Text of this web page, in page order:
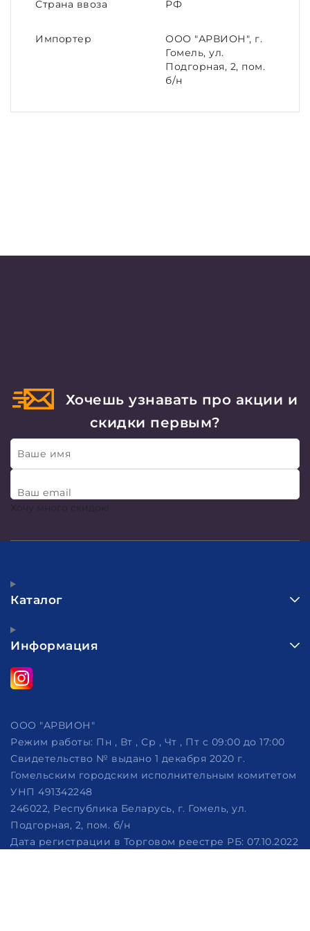
Страна ввоза РФ
Импортер
ООО "АРВИОН", г.
Гомель, ул.
Подгорная, 2, пом.
б/н
Хочешь узнавать про акции и
скидки первым?
Ваше имя
Ваш email
Хочу много скидок!
Каталог
Информация
ООО "АРВИОН"
Режим работы: Пн , Вт , Ср , Чт , Пт c 09:00 до 17:00
Свидетельство № выдано 1 декабря 2020 г.
Гомельским городским исполнительным комитетом
УНП 491342248
246022, Республика Беларусь, г. Гомель, ул.
Подгорная, 2, пом. б/н
Дата регистрации в Торговом реестре РБ: 07.10.2022